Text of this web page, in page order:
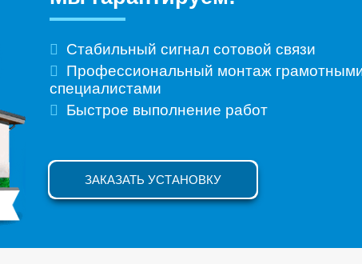
Стабильный сигнал сотовой связи
Профессиональный монтаж
специалистами
Быстрое выполнение работ
ЗАКАЗАТЬ УСТАНОВКУ